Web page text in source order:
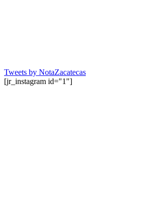
Tweets by NotaZacatecas
[jr_instagram id="1"]